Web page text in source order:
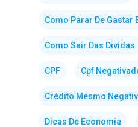
Como Parar De Gastar
Como Sair Das Dividas
CPF Cpf
Crédito Mesmo
Dicas De Economia